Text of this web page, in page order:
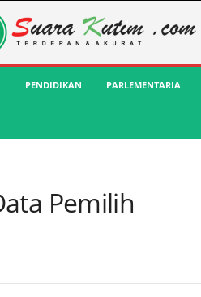
PENDIDIKAN PARLEMENTARIA
Pemilih